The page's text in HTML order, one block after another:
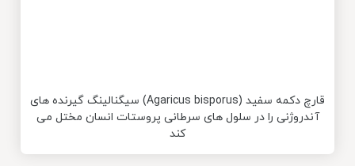
قارچ دکمه سفید (Agaricus bisporus) سیگنالینگ گیرنده های
آندروژنی را در سلول های سرطانی پروستات انسان مختل می
کند